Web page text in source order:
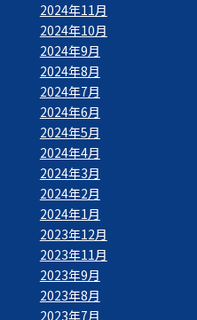
2024年11月
2024年10月
2024年9月
2024年8月
2024年7月
2024年6月
2024年5月
2024年4月
2024年3月
2024年2月
2024年1月
2023年12月
2023年11月
2023年9月
2023年8月
2023年7月